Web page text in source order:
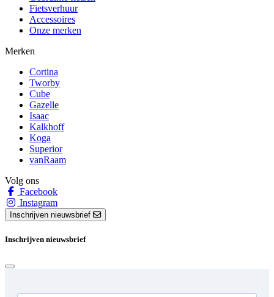
Fietsverhuur
Accessoires
Onze merken
Merken
Cortina
Tworby
Cube
Gazelle
Isaac
Kalkhoff
Koga
Superior
vanRaam
Volg ons
Facebook
Instagram
Inschrijven nieuwsbrief
Inschrijven nieuwsbrief